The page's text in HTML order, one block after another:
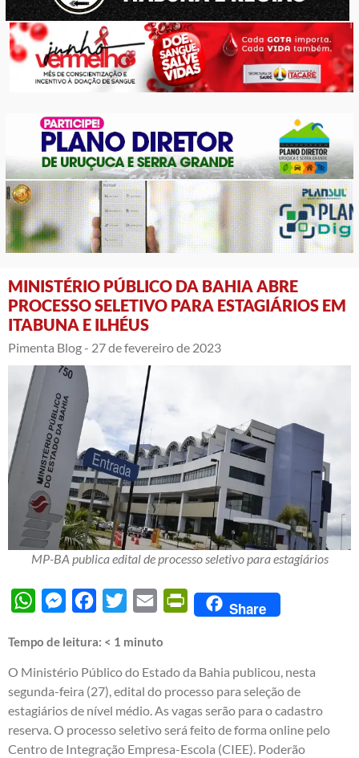
MINISTÉRIO PÚBLICO DA BAHIA ABRE
PROCESSO SELETIVO PARA ESTAGIÁRIOS EM
ITABUNA E ILHÉUS
Pimenta Blog - 27 de fevereiro de 2023
MP-BA publica edital de processo seletivo para estagiários
WhatsAppMessengerFacebook
Twitter Email PrintFriendly
Share
Tempo de leitura: < 1 minuto
O Ministério Público do Estado da Bahia publicou, nesta
segunda-feira (27), edital do processo para seleção de
estagiários de nível médio. As vagas serão para o cadastro
reserva. O processo seletivo será feito de forma online pelo
Centro de Integração Empresa-Escola (CIEE). Poderão